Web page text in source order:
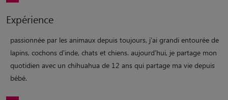
Expérience
passionnée par les animaux depuis toujours, j'ai grandi entourée de
lapins, cochons d'inde, chats et chiens. aujourd'hui, je partage mon
quotidien avec un chihuahua de 12 ans qui partage ma vie depuis
bébé.